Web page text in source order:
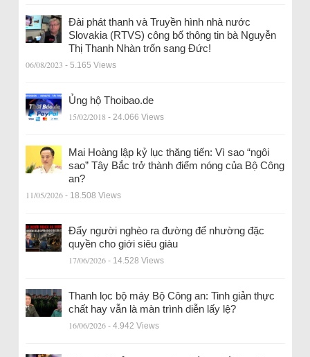
Đài phát thanh và Truyền hình nhà nước
Slovakia (RTVS) công bố thông tin bà Nguyễn
Thị Thanh Nhàn trốn sang Đức!
06/08/2023 - 5.165 Views
Ủng hộ Thoibao.de
15/02/2018 - 24.066 Views
Mai Hoàng lập kỷ lục thăng tiến: Vì sao “ngôi
sao” Tây Bắc trở thành điểm nóng của Bộ Công
an?
11/05/2026 - 18.508 Views
Đẩy người nghèo ra đường để nhường đặc
quyền cho giới siêu giàu
17/06/2026 - 14.528 Views
Thanh lọc bộ máy Bộ Công an: Tinh giản thực
chất hay vẫn là màn trình diễn lấy lệ?
16/06/2026 - 4.942 Views